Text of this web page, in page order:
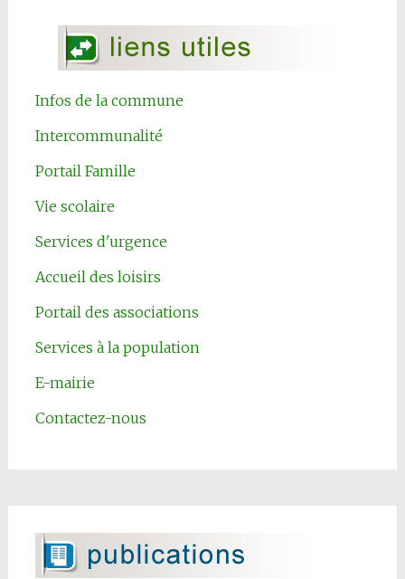
Infos de la commune
Intercommunalité
Portail Famille
Vie scolaire
Services d'urgence
Accueil des loisirs
Portail des associations
Services à la population
E-mairie
Contactez-nous